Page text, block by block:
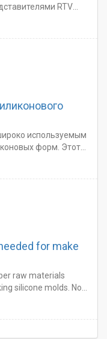
RTV
используемым
форм. Этот
for make
raw materials
silicone molds. Not
left over is not